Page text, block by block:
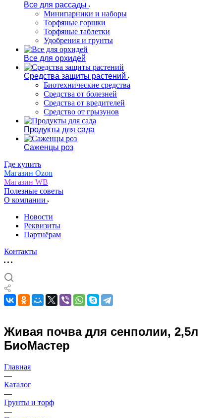
Все для рассады
Минипарники и наборы
Торфяные горшки
Торфяные таблетки
Удобрения и грунты
Все для орхидей
Средства защиты растений
Биотехнические средства
Средства от болезней
Средства от вредителей
Средство от грызунов
Продукты для сада
Саженцы роз
Где купить
Магазин Ozon
Магазин WB
Полезные советы
О компании
Новости
Реквизиты
Партнёрам
Контакты
Живая почва для сенполии, 2,5л
БиоМастер
Главная
—
Каталог
—
Грунты и торф
—